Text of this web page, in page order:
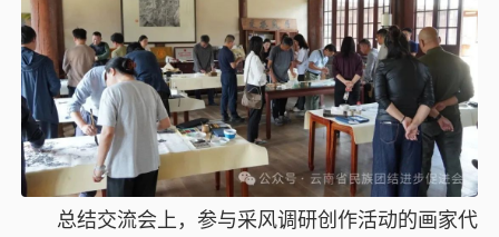
总结交流会上，参与采风调研创作活动的画家代